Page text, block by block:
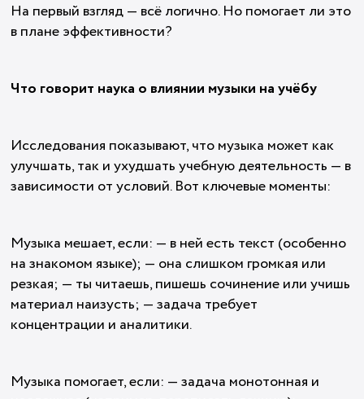
На первый взгляд — всё логично. Но помогает ли это
в плане эффективности?
Что говорит наука о влиянии музыки на учёбу
Исследования показывают, что музыка может как
улучшать, так и ухудшать учебную деятельность — в
зависимости от условий. Вот ключевые моменты:
Музыка мешает, если: — в ней есть текст (особенно
на знакомом языке); — она слишком громкая или
резкая; — ты читаешь, пишешь сочинение или учишь
материал наизусть; — задача требует
концентрации и аналитики.
Музыка помогает, если: — задача монотонная и